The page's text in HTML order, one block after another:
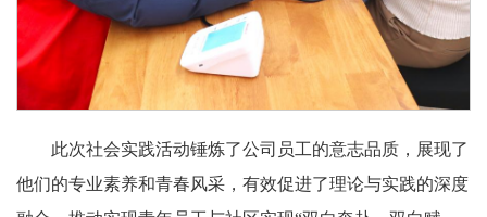
此次社会实践活动锤炼了公司员工的意志品质，展现了
他们的专业素养和青春风采，有效促进了理论与实践的深度